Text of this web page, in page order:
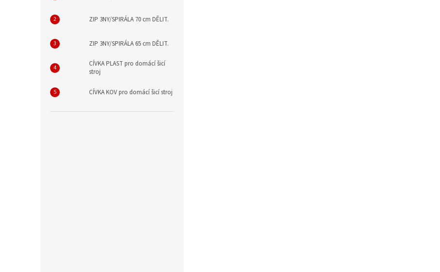
ZIP 3NY/SPIRÁLA 70 cm DĚLIT.
ZIP 3NY/SPIRÁLA 65 cm DĚLIT.
CÍVKA PLAST pro domácí šicí
stroj
CÍVKA KOV pro domácí šicí stroj